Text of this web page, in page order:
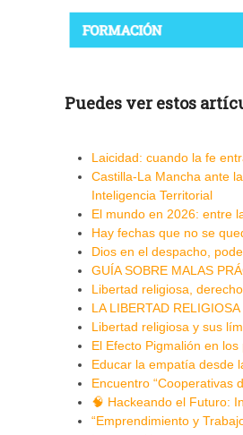
Puedes ver estos
Laicidad: cuando la fe
Castilla-La Mancha ante
Inteligencia Territorial
El mundo en 2026: entre
Hay fechas que no se
Dios en el despacho,
GUÍA SOBRE MALAS
Libertad religiosa,
LA LIBERTAD
Libertad religiosa y sus
El Efecto Pigmalión en
Educar la empatía desde
Encuentro “Cooperativas
🧠 Hackeando el Futuro:
“Emprendimiento y